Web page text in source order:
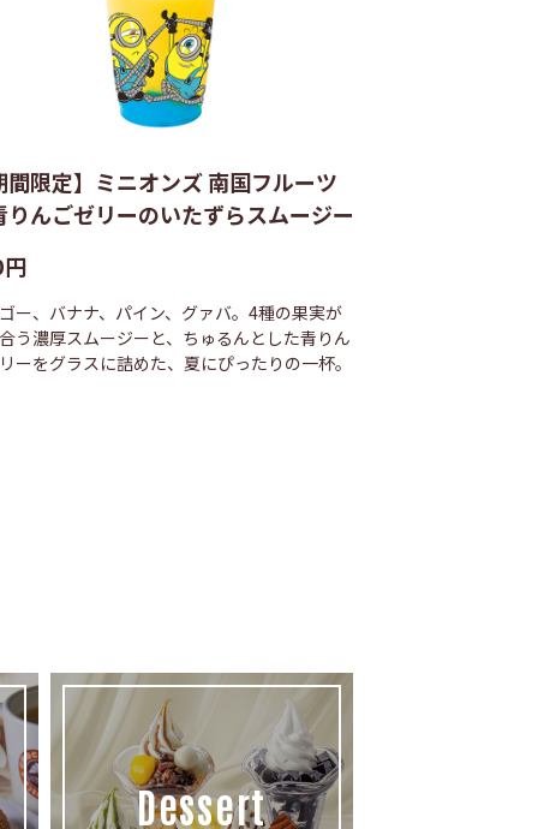
間限定】ミニオンズ 南国フルーツ
りんごゼリーのいたずらスムージー
ー、バナナ、パイン、グァバ。4種の果実が
う濃厚スムージーと、ちゅるんとした青りん
ーをグラスに詰めた、夏にぴったりの一杯。
Dessert